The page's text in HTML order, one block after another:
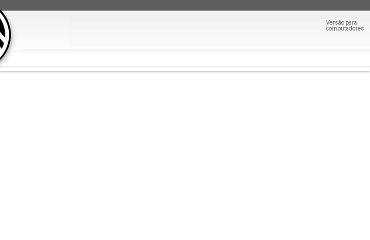
Versão para
computadores